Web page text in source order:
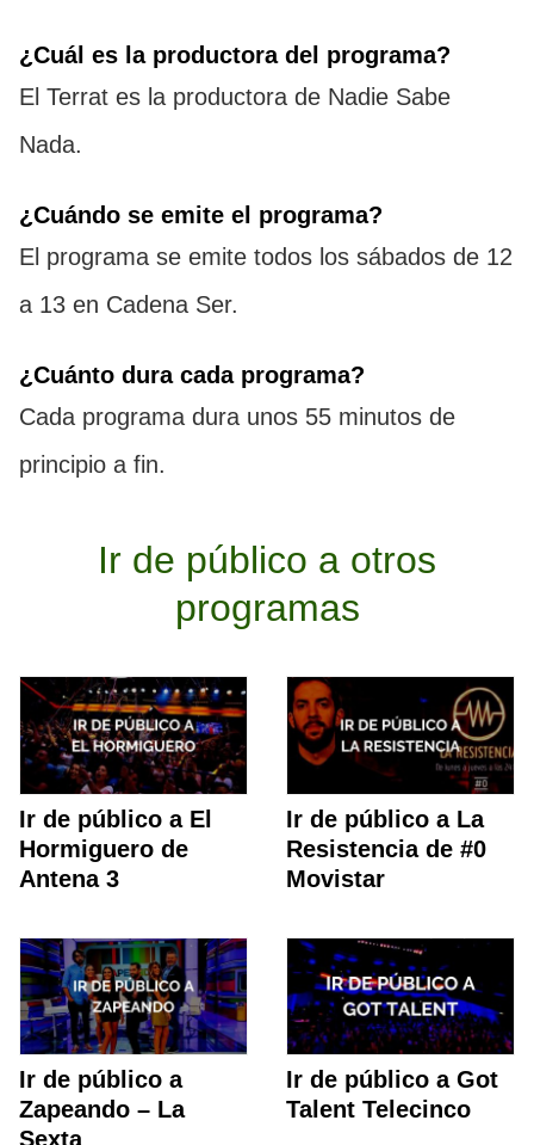
¿Cuál es la productora del programa?
El Terrat es la productora de Nadie Sabe
Nada.
¿Cuándo se emite el programa?
El programa se emite todos los sábados de 12
a 13 en Cadena Ser.
¿Cuánto dura cada programa?
Cada programa dura unos 55 minutos de
principio a fin.
Ir de público a otros
programas
Ir de público a El
Hormiguero de
Antena 3
Ir de público a La
Resistencia de #0
Movistar
Ir de público a
Zapeando – La
Sexta
Ir de público a Got
Talent Telecinco